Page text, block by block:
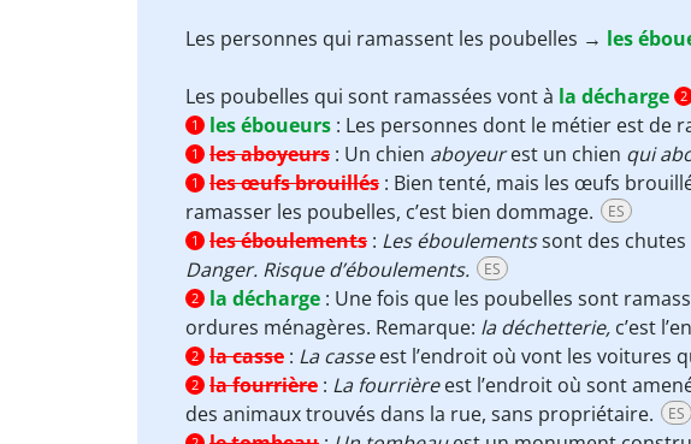
Les personnes qui ramassent les poubelles → les
Les poubelles qui sont ramassées vont à la décharge 2
1
les éboueurs : Les personnes dont le métier est de
1 les aboyeurs : Un chien aboyeurest un chien qui
1 les œufs brouillés : Bien tenté, mais les œufs
ramasser les poubelles, c’est bien dommage.
ES
1 les éboulements : Les éboulementssont des chutes
Danger. Risque d’éboulements.
ES
2 la décharge : Une fois que les poubelles sont
ordures ménagères. Remarque: la déchetterie, c’est
2 la casse : La casseest l’endroit où vont les voitures
2 la fourrière : La fourrièreest l’endroit où sont
des animaux trouvés dans la rue, sans propriétaire.
ES